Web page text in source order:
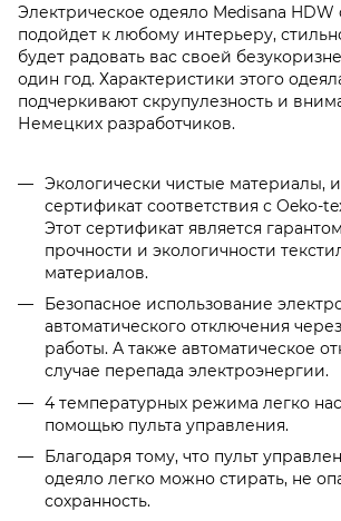
Электрическое одеяло Medisana HDW
подойдет к любому интерьеру,
будет радовать вас своей
один год. Характеристики этого
подчеркивают скрупулезность и
Немецких разработчиков.
Экологически чистые материалы,
сертификат соответствия с Oeko-
Этот сертификат является
прочности и экологичности
материалов.
Безопасное использование
автоматического отключения
работы. А также автоматическое
случае перепада электроэнергии.
4 температурных режима легко
помощью пульта управления.
Благодаря тому, что пульт
одеяло легко можно стирать, не
сохранность.